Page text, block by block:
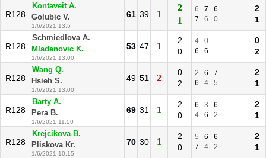
R128
Kontaveit A.
Golubic V.
1/6/2021 13:5
61 39 1
2
1
6 7
6
7
6 0
2
1
R128
Schmiedlova A.
Mladenovic K.
1/6/2021 13:00
53 47 1
2
0
4
0
6
6
0
2
R128
Wang Q.
Hsieh S.
1/6/2021 13:00
49 51 2
0
2
2 6
7
6
4 5
2
1
R128
Barty A.
Pera B.
1/6/2021 11:50
69 31 1
2
0
6 3
6
4
6 2
2
1
R128
Krejcikova B.
Pliskova Kr.
1/6/2021 10:15
70 30 1
2
0
5 6
6
7
4 2
2
1